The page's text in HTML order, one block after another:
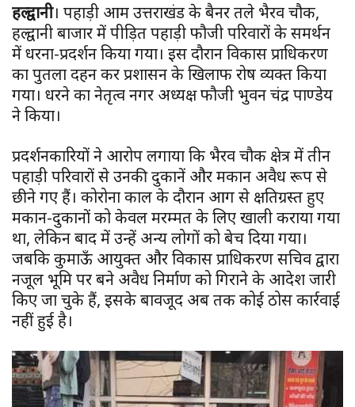
हल्द्वानी। पहाड़ी आर्मी उत्तराखंड के बैनर तले भैरव चौक,
हल्द्वानी बाजार में पीड़ित पहाड़ी फौजी परिवारों के समर्थन
में धरना-प्रदर्शन किया गया। इस दौरान विकास प्राधिकरण
का पुतला दहन कर प्रशासन के खिलाफ रोष व्यक्त किया
गया। धरने का नेतृत्व नगर अध्यक्ष फौजी भुवन चंद्र पाण्डेय
ने किया।
प्रदर्शनकारियों ने आरोप लगाया कि भैरव चौक क्षेत्र में तीन
पहाड़ी परिवारों से उनकी दुकानें और मकान अवैध रूप से
छीने गए हैं। कोरोना काल के दौरान आग से क्षतिग्रस्त हुए
मकान-दुकानों को केवल मरम्मत के लिए खाली कराया गया
था, लेकिन बाद में उन्हें अन्य लोगों को बेच दिया गया।
जबकि कुमाऊँ आयुक्त और विकास प्राधिकरण सचिव द्वारा
नजूल भूमि पर बने अवैध निर्माण को गिराने के आदेश जारी
किए जा चुके हैं, इसके बावजूद अब तक कोई ठोस कार्रवाई
नहीं हुई है।